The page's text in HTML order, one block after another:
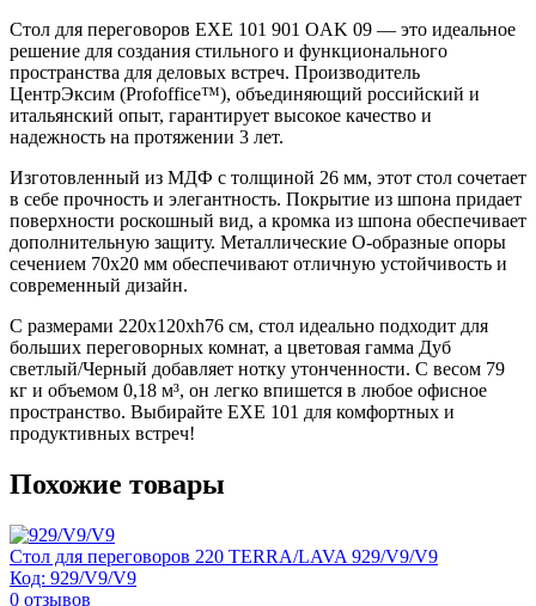
Стол для переговоров EXE 101 901 OAK 09 — это идеальное
решение для создания стильного и функционального
пространства для деловых встреч. Производитель
ЦентрЭксим (Profoffice™), объединяющий российский и
итальянский опыт, гарантирует высокое качество и
надежность на протяжении 3 лет.
Изготовленный из МДФ с толщиной 26 мм, этот стол сочетает
в себе прочность и элегантность. Покрытие из шпона придает
поверхности роскошный вид, а кромка из шпона обеспечивает
дополнительную защиту. Металлические О-образные опоры
сечением 70х20 мм обеспечивают отличную устойчивость и
современный дизайн.
С размерами 220x120xh76 см, стол идеально подходит для
больших переговорных комнат, а цветовая гамма Дуб
светлый/Черный добавляет нотку утонченности. С весом 79
кг и объемом 0,18 м³, он легко впишется в любое офисное
пространство. Выбирайте EXE 101 для комфортных и
продуктивных встреч!
Похожие товары
Стол для переговоров 220 TERRA/LAVA 929/V9/V9
Код: 929/V9/V9
0 отзывов